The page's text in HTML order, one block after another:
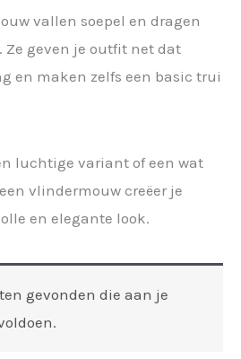
vallen soepel en dragen
geven je outfit net dat
en maken zelfs een basic trui
luchtige variant of een wat
vlindermouw creëer je
en elegante look.
gevonden die aan je